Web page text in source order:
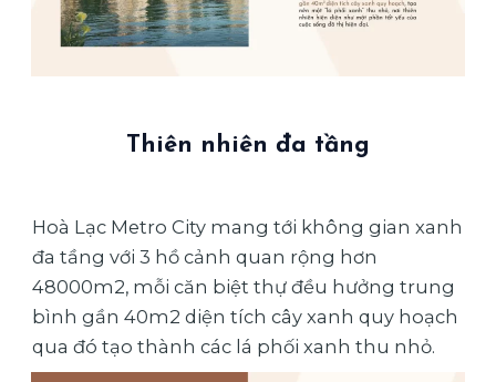
Thiên nhiên đa tầng
Hoà Lạc Metro City mang tới không gian xanh
đa tầng với 3 hồ cảnh quan rộng hơn
48000m2, mỗi căn biệt thự đều hưởng trung
bình gần 40m2 diện tích cây xanh quy hoạch
qua đó tạo thành các lá phối xanh thu nhỏ.